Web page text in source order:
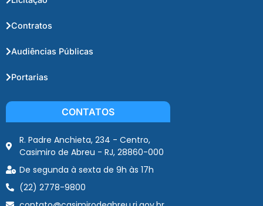
Contratos
Audiências Públicas
Portarias
CONTATOS
R. Padre Anchieta, 234 - Centro,
Casimiro de Abreu - RJ, 28860-000
De segunda à sexta de 9h às 17h
(22) 2778-9800